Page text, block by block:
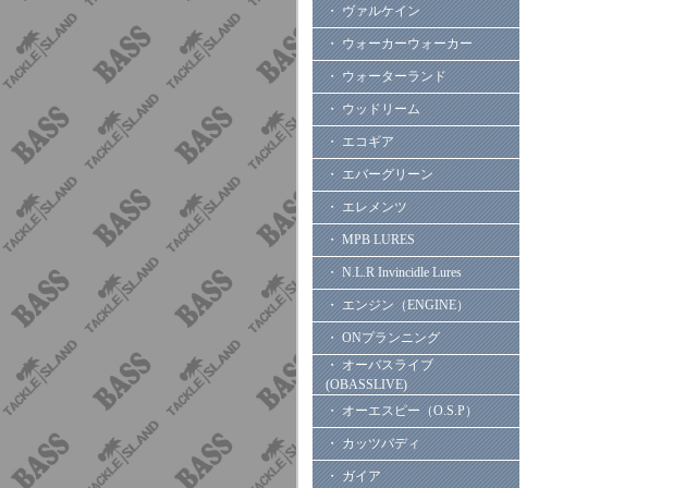
・ ヴァルケイン
・ ウォーカーウォーカー
・ ウォーターランド
・ ウッドリーム
・ エコギア
・ エバーグリーン
・ エレメンツ
・ MPB LURES
・ N.L.R Invincidle Lures
・ エンジン（ENGINE）
・ ONプランニング
・ オーバスライブ
(OBASSLIVE)
・ オーエスピー（O.S.P）
・ カッツバディ
・ ガイア